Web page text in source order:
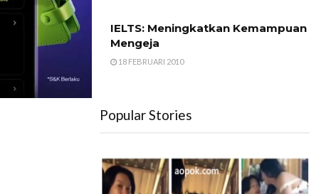
IELTS: Meningkatkan Kemampuan
Mengeja
18 FEBRUARI 2010
Popular Stories